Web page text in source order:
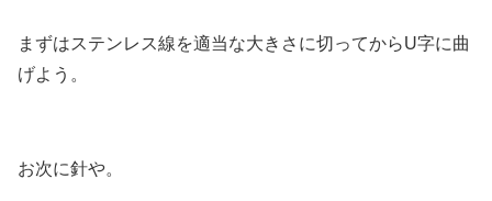
まずはステンレス線を適当な大きさに切ってからU字に曲
げよう。
お次に針や。